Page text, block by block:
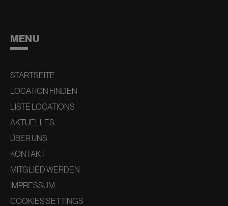
MENU
STARTSEITE
LOCATION FINDEN
LISTE LOCATIONS
AKTUELLES
ÜBER UNS
KONTAKT
MITGLIED WERDEN
IMPRESSUM
COOKIES SETTINGS